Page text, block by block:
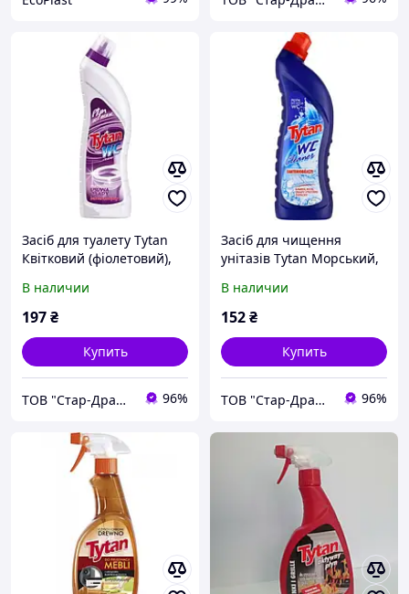
Засіб для туалету Tytan
Квітковий (фіолетовий),
В наличии
197₴
Купить
ТОВ "Стар-Драйв" 96%
Засіб для чищення
унітазів Tytan Морський,
В наличии
152₴
Купить
ТОВ "Стар-Драйв" 96%